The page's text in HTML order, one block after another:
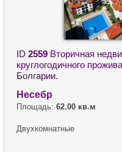
ID 2559 Вторичная
круглогодичного
Болгарии.
Несебр
Площадь: 62.00 кв.м
Двухкомнатные